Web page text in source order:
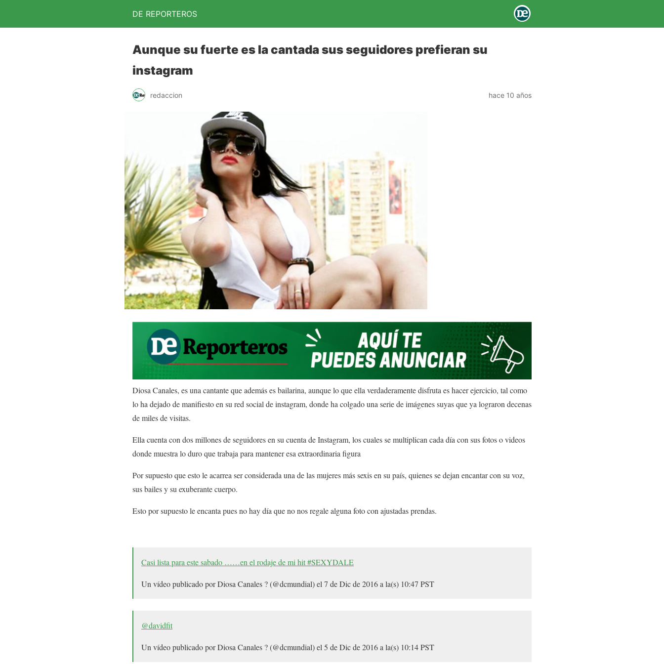
DE REPORTEROS
Aunque su fuerte es la cantada sus seguidores prefieran su
instagram
redaccion hace 10 años
Diosa Canales, es una cantante que además es bailarina, aunque lo que ella verdaderamente disfruta es hacer ejercicio, tal como
lo ha dejado de manifiesto en su red social de instagram, donde ha colgado una serie de imágenes suyas que ya lograron decenas
de miles de visitas.
Ella cuenta con dos millones de seguidores en su cuenta de Instagram, los cuales se multiplican cada día con sus fotos o videos
donde muestra lo duro que trabaja para mantener esa extraordinaria figura
Por supuesto que esto le acarrea ser considerada una de las mujeres más sexis en su país, quienes se dejan encantar con su voz,
sus bailes y su exuberante cuerpo.
Esto por supuesto le encanta pues no hay día que no nos regale alguna foto con ajustadas prendas.
Casi lista para este sabado ……en el rodaje de mi hit #SEXYDALE
Un vídeo publicado por Diosa Canales ? (@dcmundial) el 7 de Dic de 2016 a la(s) 10:47 PST
@davidfit
Un vídeo publicado por Diosa Canales ? (@dcmundial) el 5 de Dic de 2016 a la(s) 10:14 PST